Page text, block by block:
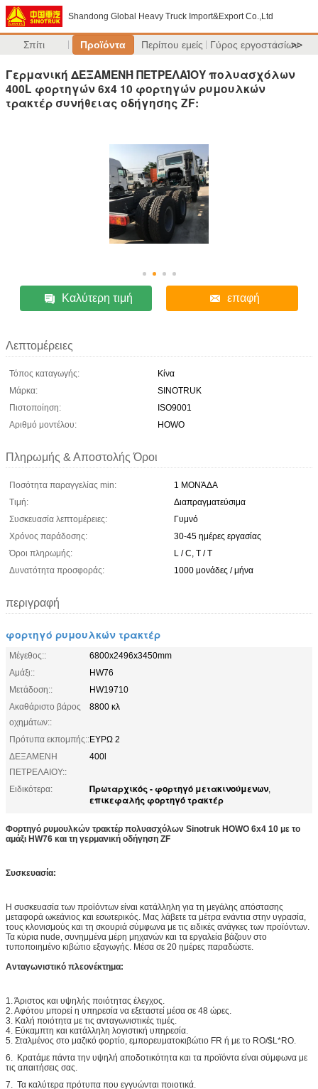
Shandong Global Heavy Truck Import&Export Co.,Ltd
Σπίτι Προϊόντα Περίπου εμείς Γύρος εργοστασίων
>>
Γερμανική ΔΕΞΑΜΕΝΉ ΠΕΤΡΕΛΑΊΟΥ πολυασχόλων
400L φορτηγών 6x4 10 φορτηγών ρυμουλκών
τρακτέρ συνήθειας οδήγησης ZF:
Καλύτερη τιμή επαφή
Λεπτομέρειες
Τόπος καταγωγής:
Κίνα
Μάρκα:
SINOTRUK
Πιστοποίηση:
ISO9001
Αριθμό μοντέλου:
HOWO
Πληρωμής & Αποστολής Όροι
Ποσότητα παραγγελίας min:
1 ΜΟΝΆΔΑ
Τιμή:
Διαπραγματεύσιμα
Συσκευασία λεπτομέρειες:
Γυμνό
Χρόνος παράδοσης:
30-45 ημέρες εργασίας
Όροι πληρωμής:
L / C, T / T
Δυνατότητα προσφοράς:
1000 μονάδες / μήνα
περιγραφή
φορτηγό ρυμουλκών τρακτέρ
Μέγεθος::
6800x2496x3450mm
Αμάξι::
HW76
Μετάδοση::
HW19710
Ακαθάριστο βάρος
οχημάτων::
8800 κλ
Πρότυπα εκπομπής::ΕΥΡΩ 2
ΔΕΞΑΜΕΝΗ
ΠΕΤΡΕΛΑΙΟΥ::
400l
Ειδικότερα: Πρωταρχικός - φορτηγό μετακινούμενων,
επικεφαλής φορτηγό τρακτέρ
Φορτηγό ρυμουλκών τρακτέρ πολυασχόλων Sinotruk HOWO 6x4 10 με το
αμάξι HW76 και τη γερμανική οδήγηση ZF
Συσκευασία:
Η συσκευασία των προϊόντων είναι κατάλληλη για τη μεγάλης απόστασης
μεταφορά ωκεάνιος και εσωτερικός. Μας λάβετε τα μέτρα ενάντια στην υγρασία,
τους κλονισμούς και τη σκουριά σύμφωνα με τις ειδικές ανάγκες των προϊόντων.
Τα κύρια nude, συνημμένα μέρη μηχανών και τα εργαλεία βάζουν στο
τυποποιημένο κιβώτιο εξαγωγής. Μέσα σε 20 ημέρες παραδώστε.
Ανταγωνιστικό πλεονέκτημα:
1. Άριστος και υψηλής ποιότητας έλεγχος.
2. Αφότου μπορεί η υπηρεσία να εξεταστεί μέσα σε 48 ώρες.
3. Καλή ποιότητα με τις ανταγωνιστικές τιμές.
4. Εύκαμπτη και κατάλληλη λογιστική υπηρεσία.
5. Σταλμένος στο μαζικό φορτίο, εμπορευματοκιβώτιο FR ή με το RO/$L*RO.
6. Κρατάμε πάντα την υψηλή αποδοτικότητα και τα προϊόντα είναι σύμφωνα με
τις απαιτήσεις σας.
7. Τα καλύτερα πρότυπα που εγγυώνται ποιοτικά.